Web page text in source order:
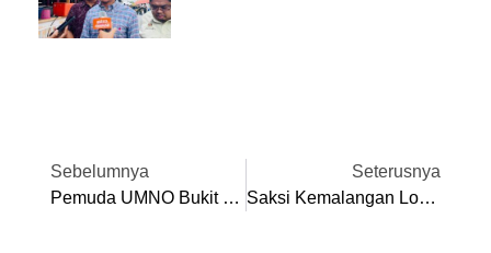
Sebelumnya
Pemuda UMNO Bukit Gantang Tidak Lumpuh – Saarani
Seterusnya
Saksi Kemalangan Lori Tangki Melintang Tutup Laluan Di Lebuhraya Utara Selatan Diminta Tampil